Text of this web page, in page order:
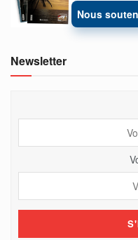
Nous
Newsletter